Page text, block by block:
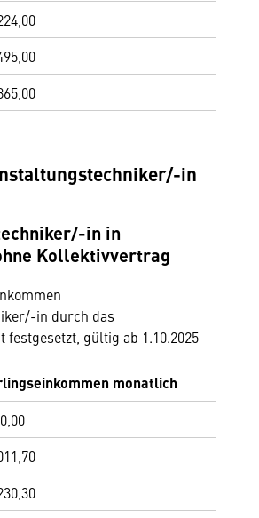
in
in in
Kollektivvertrag
in durch das
gültig ab 1.10.2025
monatlich